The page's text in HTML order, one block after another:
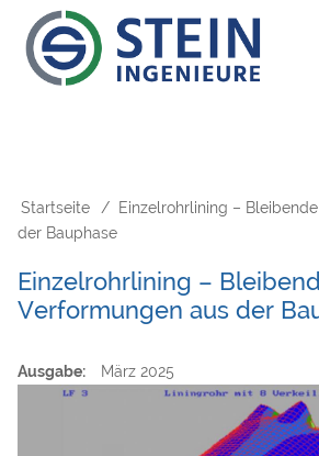
zum
Inhalt
Main
navigation
Pfadnavigation
Startseite
Einzelrohrlining –
der Bauphase
Einzelrohrlining –
Verformungen aus der
Ausgabe März 2025